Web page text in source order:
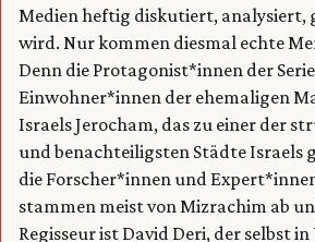
Medien heftig diskutiert,
wird. Nur kommen diesmal echte
Denn die Protagonist*innen der
Einwohner*innen der ehemaligen
Israels Jerocham, das zu einer der
und benachteiligsten Städte Israels
die Forscher*innen und
stammen meist von Mizrachim ab
Regisseur ist David Deri, der selbst in